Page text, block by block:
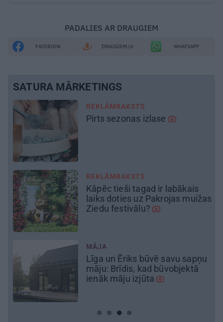
PADALIES AR DRAUGIEM
FACEBOOK DRAUGIEM.LV WHATSAPP
SATURA MĀRKETINGS
REKLĀMRAKSTS
Škoda maina spēles